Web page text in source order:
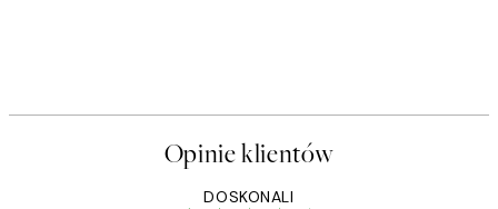
Opinie klientów
DOSKONALI